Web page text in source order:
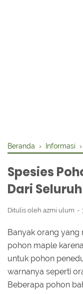
Beranda › Informasi ›
Spesies
Dari
Ditulis oleh azmi ulum
Banyak orang
pohon maple
untuk pohon
warnanya seperti
Beberapa pohon